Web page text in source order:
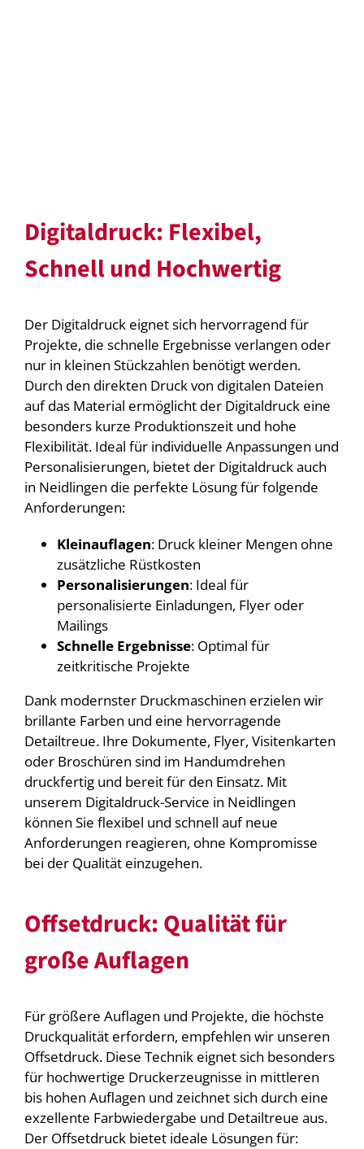
Digitaldruck: Flexibel,
Schnell und Hochwertig
Der Digitaldruck eignet sich hervorragend für
Projekte, die schnelle Ergebnisse verlangen oder
nur in kleinen Stückzahlen benötigt werden.
Durch den direkten Druck von digitalen Dateien
auf das Material ermöglicht der Digitaldruck eine
besonders kurze Produktionszeit und hohe
Flexibilität. Ideal für individuelle Anpassungen und
Personalisierungen, bietet der Digitaldruck auch
in Neidlingen die perfekte Lösung für folgende
Anforderungen:
Kleinauflagen: Druck kleiner Mengen ohne
zusätzliche Rüstkosten
Personalisierungen: Ideal für
personalisierte Einladungen, Flyer oder
Mailings
Schnelle Ergebnisse: Optimal für
zeitkritische Projekte
Dank modernster Druckmaschinen erzielen wir
brillante Farben und eine hervorragende
Detailtreue. Ihre Dokumente, Flyer, Visitenkarten
oder Broschüren sind im Handumdrehen
druckfertig und bereit für den Einsatz. Mit
unserem Digitaldruck-Service in Neidlingen
können Sie flexibel und schnell auf neue
Anforderungen reagieren, ohne Kompromisse
bei der Qualität einzugehen.
Offsetdruck: Qualität für
große Auflagen
Für größere Auflagen und Projekte, die höchste
Druckqualität erfordern, empfehlen wir unseren
Offsetdruck. Diese Technik eignet sich besonders
für hochwertige Druckerzeugnisse in mittleren
bis hohen Auflagen und zeichnet sich durch eine
exzellente Farbwiedergabe und Detailtreue aus.
Der Offsetdruck bietet ideale Lösungen für: